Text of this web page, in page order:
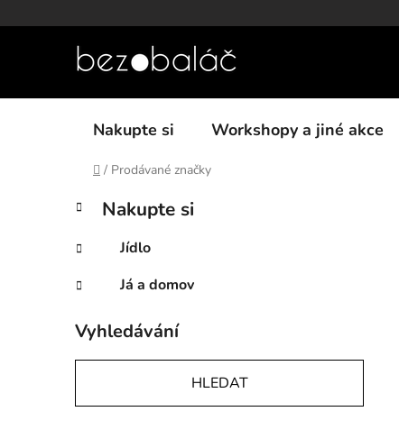
na
Nakupte si Workshopy a jiné akce
Domů
/ Prodávané značky
P
s
r
a
n
n
p
Přeskočit
kategorie
K
a
e
g
o
i
e
Nakupte si
Jídlo
Já a domov
Vyhledávání
HLEDAT